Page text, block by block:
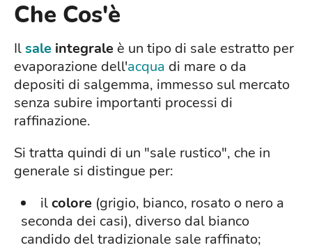
Che Cos'è
Ilsale integrale è un tipo di sale estratto per
evaporazione dell'acqua di mare o da
depositi di salgemma, immesso sul mercato
senza subire importanti processi di
raffinazione.
Si tratta quindi di un "sale rustico", che in
generale si distingue per:
ilcolore (grigio, bianco, rosato o nero a
seconda dei casi), diverso dal bianco
candido del tradizionale sale raffinato;